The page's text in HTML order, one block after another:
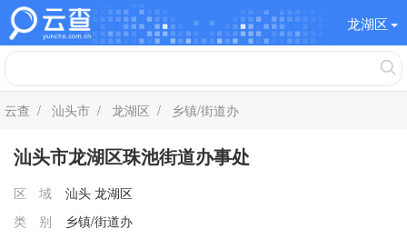
龙湖区
云查 / 汕头市 / 龙湖区 / 乡镇/街道办
汕头市龙湖区珠池街道办事处
区 域 汕头 龙湖区
类 别
乡镇/街道办